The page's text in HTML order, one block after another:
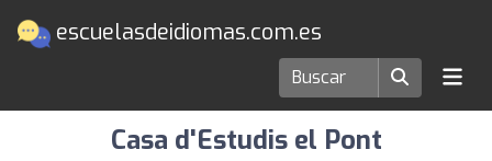
escuelasdeidiomas.com.es
Escuelas de idiomas en Villajoyosa
Casa d'Estudis el Pont